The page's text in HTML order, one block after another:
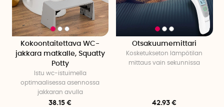
Kokoontaitettava WC-
jakkara matkalle, Squatty
Potty
Istu wc-istuimella
optimaalisessa asennossa
jakkaran avulla
38.15 €
Otsakuumemittari
Kosketukseton lämpötilan
mittaus vain sekunnissa
42.93 €